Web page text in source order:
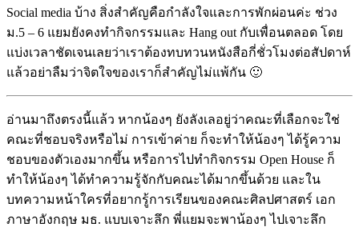
Social media บ้าง สิ่งสำคัญคือกำลังใจและการพักผ่อนค่ะ ช่วง
ม.5 – 6 แยมยังคงทำกิจกรรมและ Hang out กับเพื่อนตลอด โดย
แบ่งเวลาชัดเจนเลยว่าเราต้องทบทวนหนังสือกี่ชั่วโมงต่อสัปดาห์
แล้วอย่าลืมว่าจิตใจของเราก็สำคัญไม่แพ้กัน 🙂
อ่านมาถึงตรงนี้แล้ว หากน้องๆ ยังลังเลอยู่ว่าคณะที่เลือกจะใช่
คณะที่ชอบจริงหรือไม่ การเข้าค่าย ก็จะทำให้น้องๆ ได้รู้ความ
ชอบของตัวเองมากขึ้น หรือการไปทำกิจกรรม Open House ก็
ทำให้น้องๆ ได้ทำความรู้จักกับคณะได้มากขึ้นด้วย และใน
บทความหน้าใครที่อยากรู้การเรียนของคณะศิลปศาสตร์ เอก
ภาษาอังกฤษ มธ. แบบเจาะลึก พี่แยมจะพาน้องๆ ไปเจาะลึก